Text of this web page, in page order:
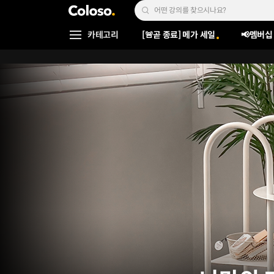
콜로소
Search Input
Coloso Menu
카테고리 [🚨곧 종료] 메가 세일 📢멤버십